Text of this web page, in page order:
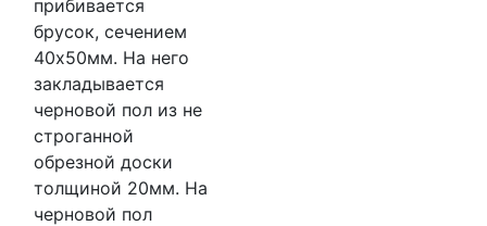
прибивается
брусок, сечением
40х50мм. На него
закладывается
черновой пол из не
строганной
обрезной доски
толщиной 20мм. На
черновой пол